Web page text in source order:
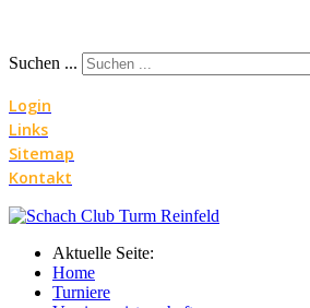
Suchen ...
Login
Links
Sitemap
Kontakt
Aktuelle Seite:
Home
Turniere